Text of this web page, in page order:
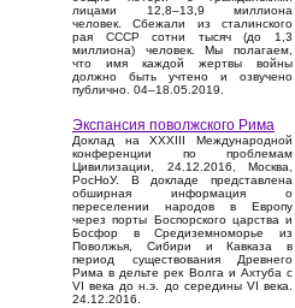
лицами 12,8–13,9 миллиона
человек. Сбежали из сталинского
рая СССР сотни тысяч (до 1,3
миллиона) человек. Мы полагаем,
что имя каждой жертвы войны
должно быть учтено и озвучено
публично. 04–18.05.2019.
Экспансия поволжского Рима
Доклад на XXXIII Международной
конференции по проблемам
Цивилизации, 24.12.2016, Москва,
РосНоУ. В докладе представлена
обширная информация о
переселении народов в Европу
через порты Боспорского царства и
Босфор в Средиземноморье из
Поволжья, Сибири и Кавказа в
период существования Древнего
Рима в дельте рек Волга и Ахтуба с
VI века до н.э. до середины VI века.
24.12.2016.